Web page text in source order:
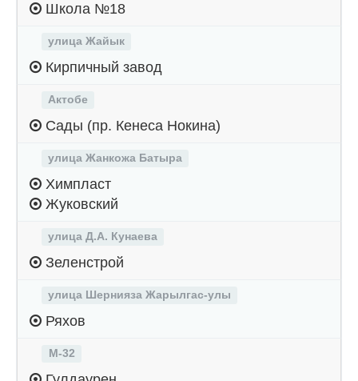
Школа №18
улица Жайык
Кирпичный завод
Актобе
Сады (пр. Кенеса Нокина)
улица Жанкожа Батыра
Химпласт
Жуковский
улица Д.А. Кунаева
Зеленстрой
улица Шернияза Жарылгас-улы
Ряхов
М-32